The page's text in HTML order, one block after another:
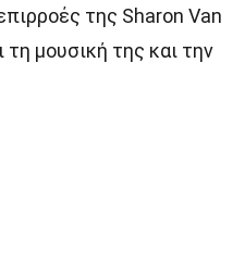
της Sharon Van
μουσική της και την